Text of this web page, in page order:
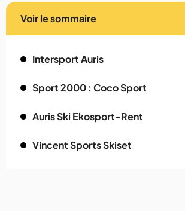
Voir le sommaire
Intersport Auris
Sport 2000 : Coco Sport
Auris Ski Ekosport-Rent
Vincent Sports Skiset